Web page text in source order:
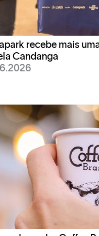
em frente à
basta identificar a
com as normas
consigam
masculinos e
familiares
recebe mais
Candanga